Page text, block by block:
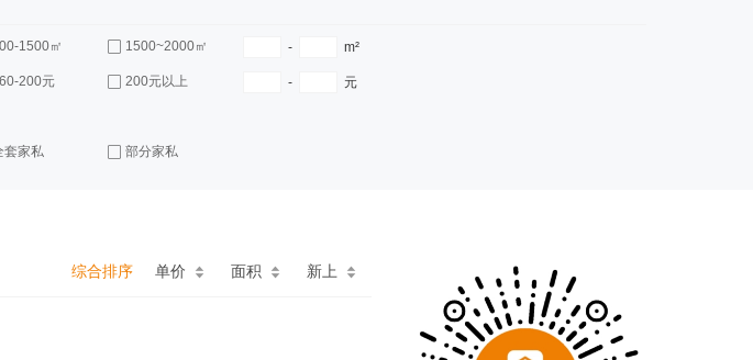
1500㎡ 1500~2000㎡ - m²
200元 200元以上 - 元
套家私 部分家私
综合排序 单价 面积 新上